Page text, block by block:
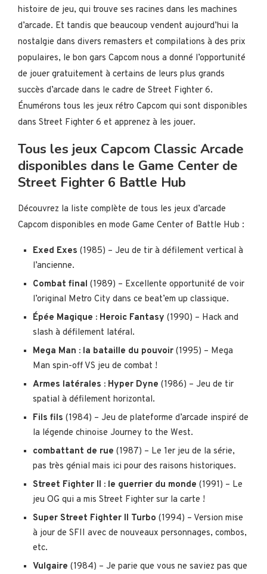
histoire de jeu, qui trouve ses racines dans les machines
d’arcade. Et tandis que beaucoup vendent aujourd’hui la
nostalgie dans divers remasters et compilations à des prix
populaires, le bon gars Capcom nous a donné l’opportunité
de jouer gratuitement à certains de leurs plus grands
succès d’arcade dans le cadre de Street Fighter 6.
Énumérons tous les jeux rétro Capcom qui sont disponibles
dans Street Fighter 6 et apprenez à les jouer.
Tous les jeux Capcom Classic Arcade
disponibles dans le Game Center de
Street Fighter 6 Battle Hub
Découvrez la liste complète de tous les jeux d’arcade
Capcom disponibles en mode Game Center of Battle Hub :
Exed Exes (1985) – Jeu de tir à défilement vertical à
l’ancienne.
Combat final (1989) – Excellente opportunité de voir
l’original Metro City dans ce beat’em up classique.
Épée Magique : Heroic Fantasy (1990) – Hack and
slash à défilement latéral.
Mega Man : la bataille du pouvoir (1995) – Mega
Man spin-off VS jeu de combat !
Armes latérales : Hyper Dyne (1986) – Jeu de tir
spatial à défilement horizontal.
Fils fils (1984) – Jeu de plateforme d’arcade inspiré de
la légende chinoise Journey to the West.
combattant de rue (1987) – Le 1er jeu de la série,
pas très génial mais ici pour des raisons historiques.
Street Fighter II : le guerrier du monde (1991) – Le
jeu OG qui a mis Street Fighter sur la carte !
Super Street Fighter II Turbo (1994) – Version mise
à jour de SFII avec de nouveaux personnages, combos,
etc.
Vulgaire (1984) – Je parie que vous ne saviez pas que